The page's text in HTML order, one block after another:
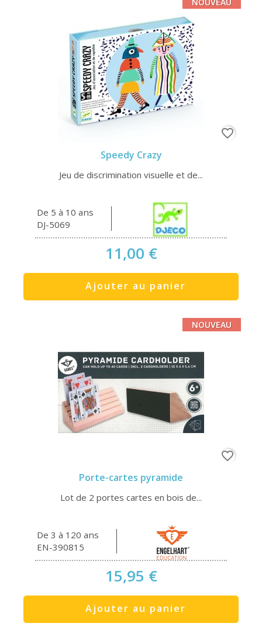
Speedy Crazy
Jeu de discrimination visuelle et de...
De 5 à 10 ans
DJ-5069
11,00 €
Ajouter au panier
favorite_border
Porte-cartes pyramide
Lot de 2 portes cartes en bois de...
De 3 à 120 ans
EN-390815
15,95 €
Ajouter au panier
NOUVEAU
favorite_border